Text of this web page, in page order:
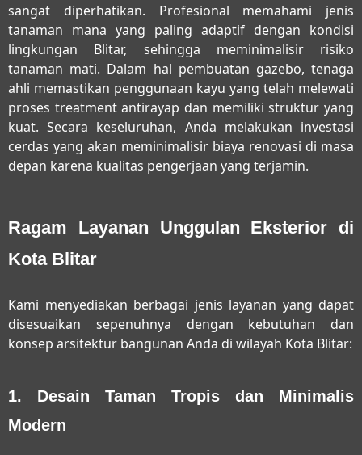
sangat diperhatikan. Profesional memahami jenis
tanaman mana yang paling adaptif dengan kondisi
lingkungan Blitar, sehingga meminimalisir risiko
tanaman mati. Dalam hal pembuatan gazebo, tenaga
ahli memastikan penggunaan kayu yang telah melewati
proses treatment antirayap dan memiliki struktur yang
kuat. Secara keseluruhan, Anda melakukan investasi
cerdas yang akan meminimalisir biaya renovasi di masa
depan karena kualitas pengerjaan yang terjamin.
Ragam Layanan Unggulan Eksterior di
Kota Blitar
Kami menyediakan berbagai jenis layanan yang dapat
disesuaikan sepenuhnya dengan kebutuhan dan
konsep arsitektur bangunan Anda di wilayah Kota Blitar:
1. Desain Taman Tropis dan Minimalis
Modern